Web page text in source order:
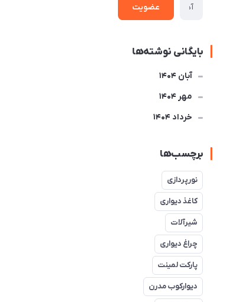
عضویت
بایگانی نوشته‌ها
آبان 1404
مهر 1404
خرداد 1404
برچسب‌ها
نورپردازی
کاغذ دیواری
شیرآلات
چراغ دیواری
پارکت لمینت
دیوارکوب مدرن